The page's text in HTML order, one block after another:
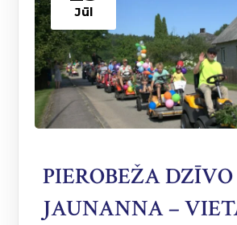
Jūl
PIEROBEŽA DZĪVO
JAUNANNA –